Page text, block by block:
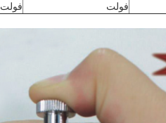
فولت
فولت